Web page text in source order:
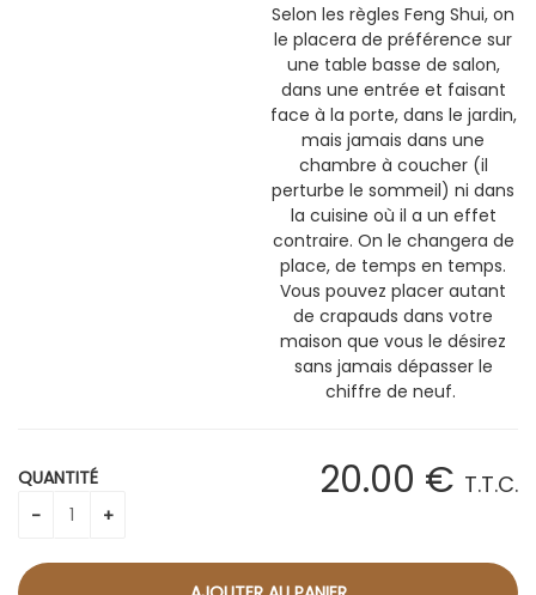
Selon les règles Feng Shui, on
le placera de préférence sur
une table basse de salon,
dans une entrée et faisant
face à la porte, dans le jardin,
mais jamais dans une
chambre à coucher (il
perturbe le sommeil) ni dans
la cuisine où il a un effet
contraire. On le changera de
place, de temps en temps.
Vous pouvez placer autant
de crapauds dans votre
maison que vous le désirez
sans jamais dépasser le
chiffre de neuf.
20.00 € T.T.C.
QUANTITÉ